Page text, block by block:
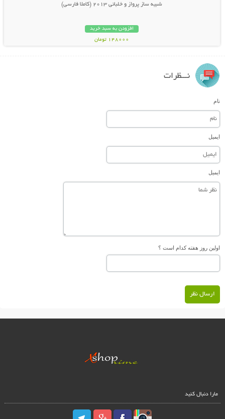
شبیه ساز پرواز و خلبانی 2013 (کاملا فارسی)
افزودن به سبد خرید
148000 تومان
نـــظرات
نام
ایمیل
ایمیل
اولین روز هفته کدام است ؟
ارسال نظر
مارا دنبال کنید